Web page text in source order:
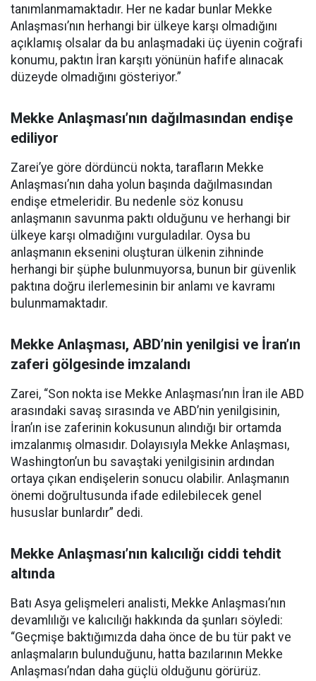
tanımlanmamaktadır. Her ne kadar bunlar Mekke
Anlaşması’nın herhangi bir ülkeye karşı olmadığını
açıklamış olsalar da bu anlaşmadaki üç üyenin coğrafi
konumu, paktın İran karşıtı yönünün hafife alınacak
düzeyde olmadığını gösteriyor.”
Mekke Anlaşması’nın dağılmasından endişe
ediliyor
Zarei’ye göre dördüncü nokta, tarafların Mekke
Anlaşması’nın daha yolun başında dağılmasından
endişe etmeleridir. Bu nedenle söz konusu
anlaşmanın savunma paktı olduğunu ve herhangi bir
ülkeye karşı olmadığını vurguladılar. Oysa bu
anlaşmanın eksenini oluşturan ülkenin zihninde
herhangi bir şüphe bulunmuyorsa, bunun bir güvenlik
paktına doğru ilerlemesinin bir anlamı ve kavramı
bulunmamaktadır.
Mekke Anlaşması, ABD’nin yenilgisi ve İran’ın
zaferi gölgesinde imzalandı
Zarei, “Son nokta ise Mekke Anlaşması’nın İran ile ABD
arasındaki savaş sırasında ve ABD’nin yenilgisinin,
İran’ın ise zaferinin kokusunun alındığı bir ortamda
imzalanmış olmasıdır. Dolayısıyla Mekke Anlaşması,
Washington’un bu savaştaki yenilgisinin ardından
ortaya çıkan endişelerin sonucu olabilir. Anlaşmanın
önemi doğrultusunda ifade edilebilecek genel
hususlar bunlardır” dedi.
Mekke Anlaşması’nın kalıcılığı ciddi tehdit
altında
Batı Asya gelişmeleri analisti, Mekke Anlaşması’nın
devamlılığı ve kalıcılığı hakkında da şunları söyledi:
“Geçmişe baktığımızda daha önce de bu tür pakt ve
anlaşmaların bulunduğunu, hatta bazılarının Mekke
Anlaşması’ndan daha güçlü olduğunu görürüz.